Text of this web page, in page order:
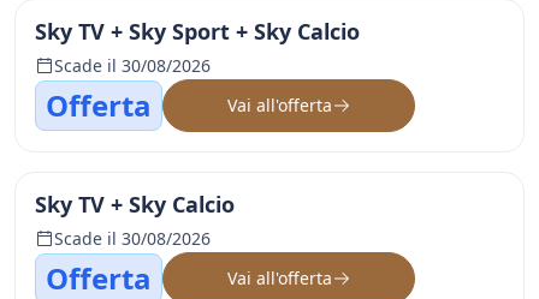
Sky TV + Sky Sport + Sky Calcio
Scade il 30/08/2026
Offerta Vai all'offerta
Sky TV + Sky Calcio
Scade il 30/08/2026
Offerta Vai all'offerta